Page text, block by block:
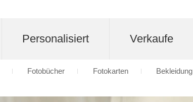
Personalisiert Verkaufe
Fotobücher Fotokarten Bekleidung